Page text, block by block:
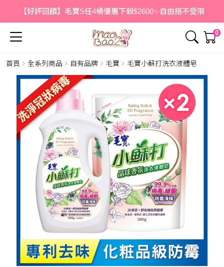
【好評回饋】毛寶S任4桶優惠下殺$2600✨自由搭不受限
0
簡介 內容
首頁 全系列商品 自有品牌 毛寶 毛寶小蘇打洗衣液體皂